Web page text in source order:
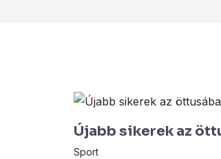
Újabb sikerek az
Sport